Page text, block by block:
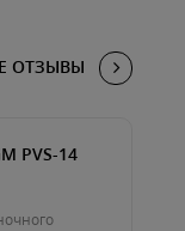
ОТЗЫВЫ
PVS-14